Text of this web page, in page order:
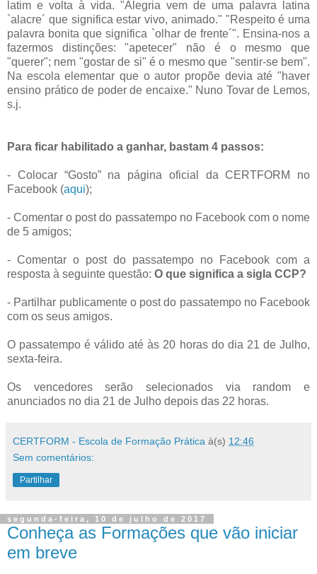
latim e volta à vida. "Alegria vem de uma palavra latina
`alacre´ que significa estar vivo, animado." "Respeito é uma
palavra bonita que significa `olhar de frente´". Ensina-nos a
fazermos distinções: "apetecer" não é o mesmo que
"querer"; nem "gostar de si" é o mesmo que "sentir-se bem".
Na escola elementar que o autor propõe devia até "haver
ensino prático de poder de encaixe." Nuno Tovar de Lemos,
s.j.
Para ficar habilitado a ganhar, bastam 4 passos:
- Colocar “Gosto” na página oficial da CERTFORM no
Facebook (aqui);
- Comentar o post do passatempo no Facebook com o nome
de 5 amigos;
- Comentar o post do passatempo no Facebook com a
resposta à seguinte questão: O que significa a sigla CCP?
- Partilhar publicamente o post do passatempo no Facebook
com os seus amigos.
O passatempo é válido até às 20 horas do dia 21 de Julho,
sexta-feira.
Os vencedores serão selecionados via random e
anunciados no dia 21 de Julho depois das 22 horas.
CERTFORM - Escola de Formação Prática à(s) 12:46
Sem comentários:
Partilhar
segunda-feira, 10 de julho de 2017
Conheça as Formações que vão iniciar
em breve